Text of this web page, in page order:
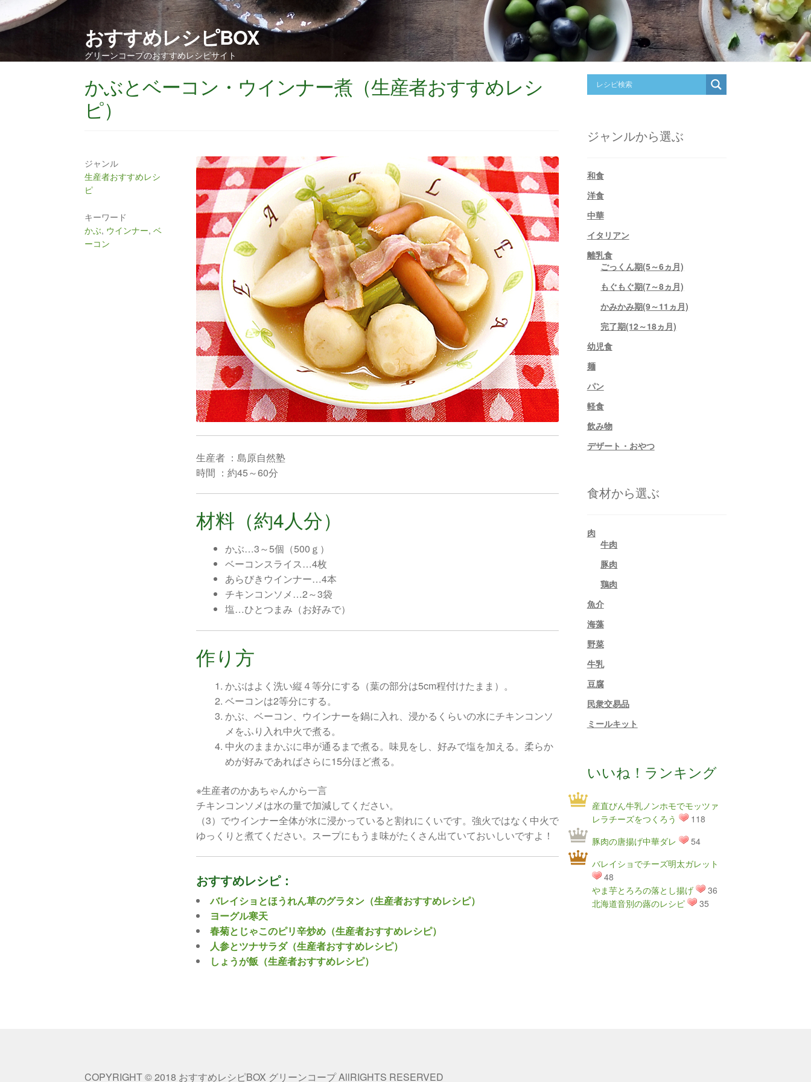
おすすめレシピBOX
グリーンコープのおすすめレシピサイト
かぶとベーコン・ウインナー煮（生産者おすすめレシ
ピ）
ジャンル
生産者おすすめレシ
ピ
キーワード
かぶ, ウインナー,ベ
ーコン
生産者 ：島原自然塾
時間 ：約45～60分
材料（約4人分）
かぶ…3～5個（500ｇ）
ベーコンスライス…4枚
あらびきウインナー…4本
チキンコンソメ…2～3袋
塩…ひとつまみ（お好みで）
作り方
かぶはよく洗い縦４等分にする（葉の部分は5cm程付けたまま）。
ベーコンは2等分にする。
かぶ、ベーコン、ウインナーを鍋に入れ、浸かるくらいの水にチキンコンソ
メをふり入れ中火で煮る。
中火のままかぶに串が通るまで煮る。味見をし、好みで塩を加える。柔らか
めが好みであればさらに15分ほど煮る。
※生産者のかあちゃんから一言
チキンコンソメは水の量で加減してください。
（3）でウインナー全体が水に浸かっていると割れにくいです。強火ではなく中火で
ゆっくりと煮てください。スープにもうま味がたくさん出ていておいしいですよ！
おすすめレシピ：
バレイショとほうれん草のグラタン（生産者おすすめレシピ）
ヨーグル寒天
春菊とじゃこのピリ辛炒め（生産者おすすめレシピ）
人参とツナサラダ（生産者おすすめレシピ）
しょうが飯（生産者おすすめレシピ）
ジャンルから選ぶ
和食
洋食
中華
イタリアン
離乳食
ごっくん期(5～6ヵ月)
もぐもぐ期(7～8ヵ月)
かみかみ期(9～11ヵ月)
完了期(12～18ヵ月)
幼児食
麺
パン
軽食
飲み物
デザート・おやつ
食材から選ぶ
肉
牛肉
豚肉
鶏肉
魚介
海藻
野菜
牛乳
豆腐
民衆交易品
ミールキット
いいね！ランキング
産直びん牛乳ノンホモでモッツァ
レラチーズをつくろう
118
豚肉の唐揚げ中華ダレ
54
バレイショでチーズ明太ガレット
48
やま芋とろろの落とし揚げ
36
北海道音別の蕗のレシピ
35
COPYRIGHT © 2018 おすすめレシピBOX グリーンコープ AllRIGHTS RESERVED